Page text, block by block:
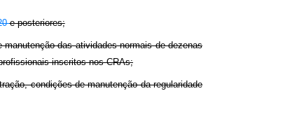
e posteriores;
das atividades normais de dezenas
inscritos nos CRAs;
condições de manutenção da regularidade